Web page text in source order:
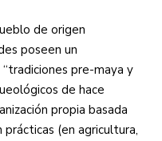
de origen
poseen un
pre-maya y
de hace
propia basada
prácticas (en agricultura,